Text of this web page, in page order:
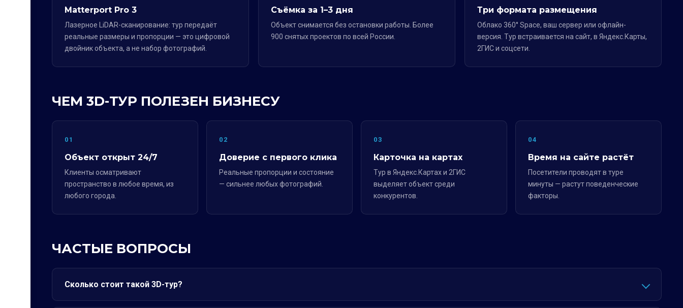
Matterport Pro 3
Лазерное LiDAR-сканирование: тур передаёт
реальные размеры и пропорции — это цифровой
двойник объекта, а не набор фотографий.
Съёмка за 1–3 дня
Объект снимается без остановки работы. Более
900 снятых проектов по всей России.
Три формата размещения
Облако 360° Space, ваш сервер или офлайн-
версия. Тур встраивается на сайт, в Яндекс.Карты,
2ГИС и соцсети.
ЧЕМ 3D-ТУР ПОЛЕЗЕН БИЗНЕСУ
01
Объект открыт 24/7
Клиенты осматривают
пространство в любое время, из
любого города.
02
Доверие с первого клика
Реальные пропорции и состояние
— сильнее любых фотографий.
03
Карточка на картах
Тур в Яндекс.Картах и 2ГИС
выделяет объект среди
конкурентов.
04
Время на сайте растёт
Посетители проводят в туре
минуты — растут поведенческие
факторы.
ЧАСТЫЕ ВОПРОСЫ
Сколько стоит такой 3D-тур?